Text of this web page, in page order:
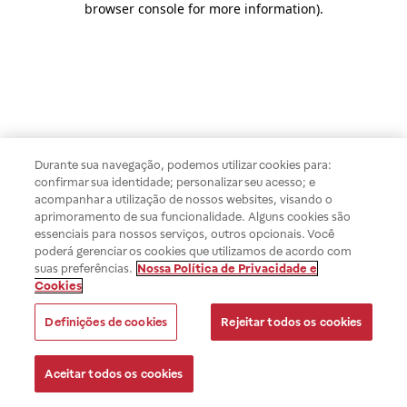
browser console for more information).
Durante sua navegação, podemos utilizar cookies para:
confirmar sua identidade; personalizar seu acesso; e
acompanhar a utilização de nossos websites, visando o
aprimoramento de sua funcionalidade. Alguns cookies são
essenciais para nossos serviços, outros opcionais. Você
poderá gerenciar os cookies que utilizamos de acordo com
suas preferências. Nossa Política de Privacidade e
Cookies
Definições de cookies Rejeitar todos os cookies
Aceitar todos os cookies